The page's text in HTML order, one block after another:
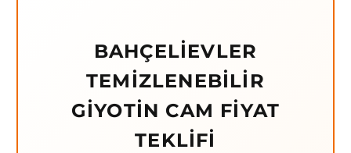
BAHÇELIEVLER
TEMIZLENEBILIR
GIYOTIN CAM FIYAT
TEKLIFI
Gaziantep